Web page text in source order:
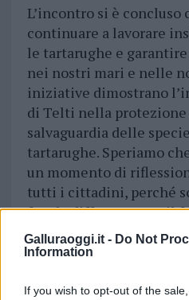
Galluraoggi.it - Do Not
Information
If you wish to opt-out of the
L’incontro si è concluso
continuare a lavorare
le tartarughe e
nei nostri mari e nelle
iniziative dimostrano
di Telti nella protezione
salvaguardia delle
tartarughe. Speriamo
un momento di
tutti i cittadini, perché
fare la differenza per il
pianeta.
Vuoi rimuovere le